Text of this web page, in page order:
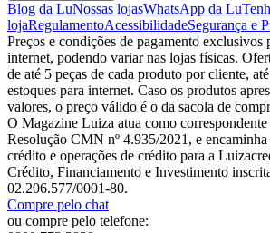
Blog da LuNossas lojasWhatsApp da Lu
lojaRegulamentoAcessibilidadeSegurança e
Preços e condições de pagamento exclusivos
internet, podendo variar nas lojas físicas.
de até 5 peças de cada produto por cliente,
estoques para internet. Caso os produtos
valores, o preço válido é o da sacola de
O Magazine Luiza atua como correspondente
Resolução CMN nº 4.935/2021, e encaminha
crédito e operações de crédito para a
Crédito, Financiamento e Investimento
02.206.577/0001-80.
Compre pelo chat
ou compre pelo telefone: